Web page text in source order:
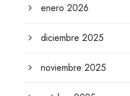
enero 2026
diciembre 2025
noviembre 2025